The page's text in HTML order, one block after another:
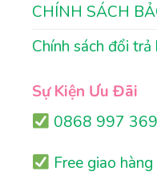
CHÍNH SÁCH
Chính sách đổi trả
Sự Kiện Ưu Đãi
0868 997
Free giao